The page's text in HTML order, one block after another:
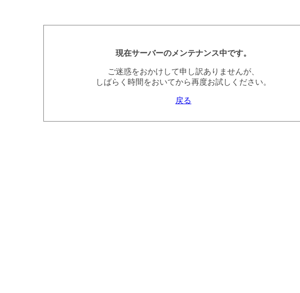
現在サーバーのメンテナンス中です。
ご迷惑をおかけして申し訳ありませんが、
しばらく時間をおいてから再度お試しください。
戻る